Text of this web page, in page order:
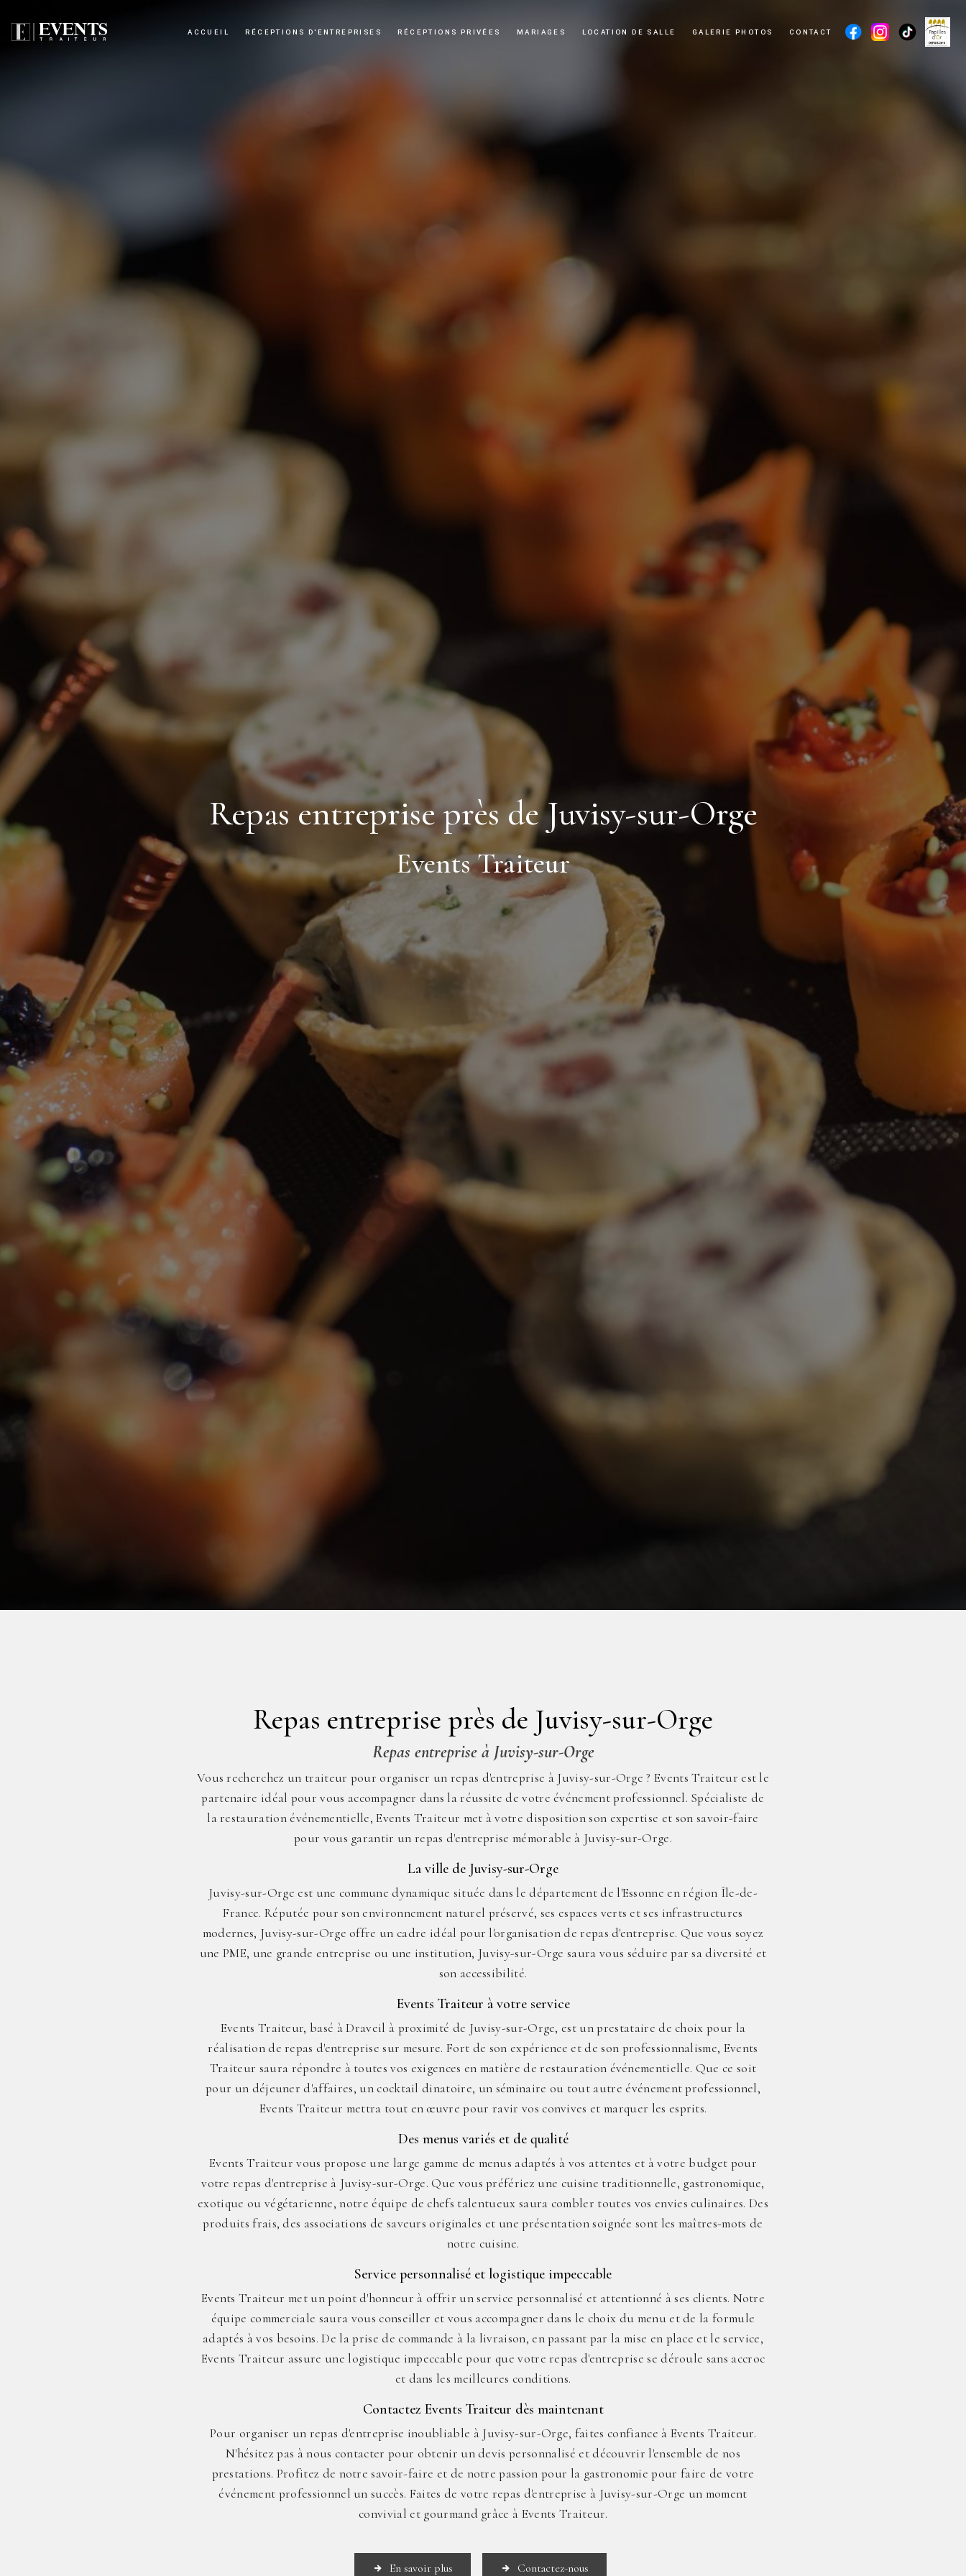
ACCUEIL RÉCEPTIONS D'ENTREPRISES RÉCEPTIONS PRIVÉES MARIAGES LOCATION DE SALLE GALERIE PHOTOS CONTACT
Repas entreprise près de Juvisy-sur-Orge
Events Traiteur
Repas entreprise près de Juvisy-sur-Orge
Repas entreprise à Juvisy-sur-Orge
Vous recherchez un traiteur pour organiser un repas d'entreprise à Juvisy-sur-Orge ? Events Traiteur est le
partenaire idéal pour vous accompagner dans la réussite de votre événement professionnel. Spécialiste de
la restauration événementielle, Events Traiteur met à votre disposition son expertise et son savoir-faire
pour vous garantir un repas d'entreprise mémorable à Juvisy-sur-Orge.
La ville de Juvisy-sur-Orge
Juvisy-sur-Orge est une commune dynamique située dans le département de l'Essonne en région Île-de-
France. Réputée pour son environnement naturel préservé, ses espaces verts et ses infrastructures
modernes, Juvisy-sur-Orge offre un cadre idéal pour l'organisation de repas d'entreprise. Que vous soyez
une PME, une grande entreprise ou une institution, Juvisy-sur-Orge saura vous séduire par sa diversité et
son accessibilité.
Events Traiteur à votre service
Events Traiteur, basé à Draveil à proximité de Juvisy-sur-Orge, est un prestataire de choix pour la
réalisation de repas d'entreprise sur mesure. Fort de son expérience et de son professionnalisme, Events
Traiteur saura répondre à toutes vos exigences en matière de restauration événementielle. Que ce soit
pour un déjeuner d'affaires, un cocktail dinatoire, un séminaire ou tout autre événement professionnel,
Events Traiteur mettra tout en œuvre pour ravir vos convives et marquer les esprits.
Des menus variés et de qualité
Events Traiteur vous propose une large gamme de menus adaptés à vos attentes et à votre budget pour
votre repas d'entreprise à Juvisy-sur-Orge. Que vous préfériez une cuisine traditionnelle, gastronomique,
exotique ou végétarienne, notre équipe de chefs talentueux saura combler toutes vos envies culinaires. Des
produits frais, des associations de saveurs originales et une présentation soignée sont les maîtres-mots de
notre cuisine.
Service personnalisé et logistique impeccable
Events Traiteur met un point d'honneur à offrir un service personnalisé et attentionné à ses clients. Notre
équipe commerciale saura vous conseiller et vous accompagner dans le choix du menu et de la formule
adaptés à vos besoins. De la prise de commande à la livraison, en passant par la mise en place et le service,
Events Traiteur assure une logistique impeccable pour que votre repas d'entreprise se déroule sans accroc
et dans les meilleures conditions.
Contactez Events Traiteur dès maintenant
Pour organiser un repas d'entreprise inoubliable à Juvisy-sur-Orge, faites confiance à Events Traiteur.
N'hésitez pas à nous contacter pour obtenir un devis personnalisé et découvrir l'ensemble de nos
prestations. Profitez de notre savoir-faire et de notre passion pour la gastronomie pour faire de votre
événement professionnel un succès. Faites de votre repas d'entreprise à Juvisy-sur-Orge un moment
convivial et gourmand grâce à Events Traiteur.
En savoir plus Contactez-nous